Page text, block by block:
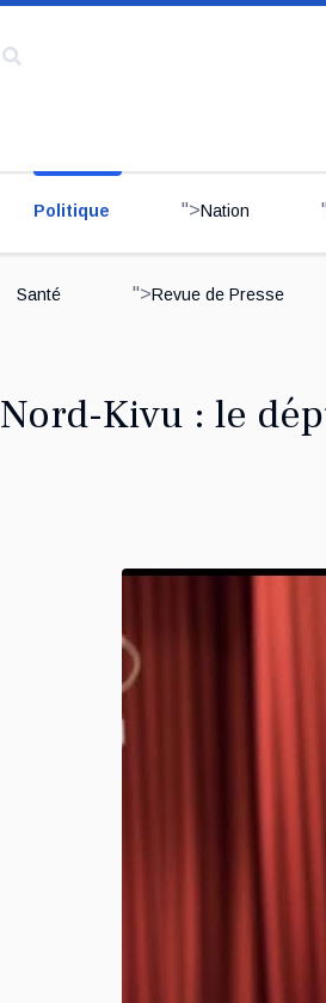
Politique ">Nation
Santé ">Revue de Presse
Nord-Kivu : le